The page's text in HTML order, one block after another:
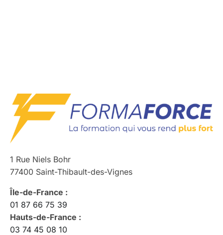
1 Rue Niels Bohr
77400 Saint-Thibault-des-Vignes
Île-de-France :
01 87 66 75 39
Hauts-de-France :
03 74 45 08 10